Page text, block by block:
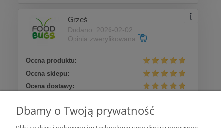
Grześ
Dodano: 2026-02-02
Opinia zweryfikowana
Ocena produktu:
Ocena sklepu:
Ocena dostawy:
szybko i zdrowo
Dbamy o Twoją prywatność